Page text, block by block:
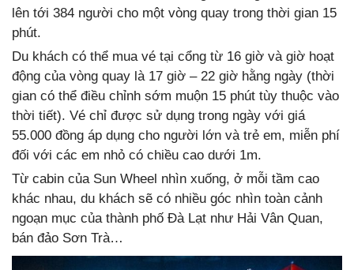
lên tới 384 người cho một vòng quay trong thời gian 15
phút.
Du khách có thể mua vé tại cổng từ 16 giờ và giờ hoạt
động của vòng quay là 17 giờ – 22 giờ hằng ngày (thời
gian có thể điều chỉnh sớm muộn 15 phút tùy thuộc vào
thời tiết). Vé chỉ được sử dụng trong ngày với giá
55.000 đồng áp dụng cho người lớn và trẻ em, miễn phí
đối với các em nhỏ có chiều cao dưới 1m.
Từ cabin của Sun Wheel nhìn xuống, ở mỗi tầm cao
khác nhau, du khách sẽ có nhiều góc nhìn toàn cảnh
ngoạn mục của thành phố Đà Lạt như Hải Vân Quan,
bán đảo Sơn Trà…